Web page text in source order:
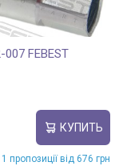
FEBEST
КУПИТЬ
пропозиції від 676 грн